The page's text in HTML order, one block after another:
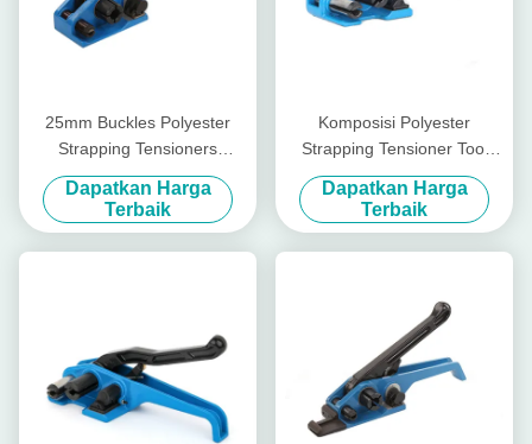
25mm Buckles Polyester
Strapping Tensioners
Ratchet Heavy Duty
Strapping Tensioner
Dapatkan Harga
Terbaik
Komposisi Polyester
Strapping Tensioner Tool
Plastik Cord Poly Strapping
Tool
Dapatkan Harga
Terbaik